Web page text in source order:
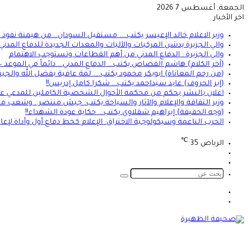
الجمعة, أغسطس 7 2026
اخر الأخبار
وزير الاعلام خالد الإعيسر يكتب…. مستقبل السودان.. من هيمنة
والي الجزيرة يدشن المركبات والآليات والمعدات الجديدة للدفاع المدني
والي الجزيرة : الدفاع المدني من أهم القطاعات وتستوجب الاهتمام
(آخر الكلام) هاشم القصاص يكتب… الدفاع المدني… دائماً في الموعد ٠٠٠٠!!
(من رحم المعاناة) ابوبكر محمود يكتب…. لمة عافية بفضل الله
(إبر الحروف) عابد سيداحمد يكتب… شكرا كامل إدريس!!
اعلان بالنشر بحكم من محكمة الأحوال الشخصية الكاملين للمدعي
وزير الثقافة والإعلام والآثار والسياحة يكتب: جيش منتصر.. وشعب
(وجه الحقيقة) إبراهيم شقلاوي يكتب… حكاية عودة الشهداء!!
الحرب الناعمة وسيكولوجية الاختراق: الإعلام كخط دفاع أول وأداة
الرياض 35
℃
المظلم
بحث